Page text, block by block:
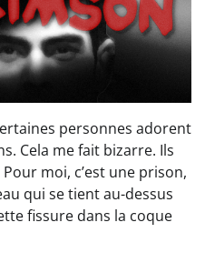
personnes adorent
Cela me fait bizarre. Ils
moi, c’est une prison,
qui se tient au-dessus
fissure dans la coque